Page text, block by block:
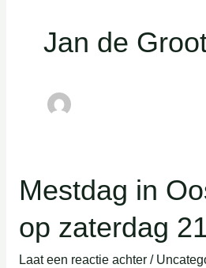
Jan de
Mestdag in
op zaterdag
Laat een reactie achter /
Mestdag
in
Oostkapelle